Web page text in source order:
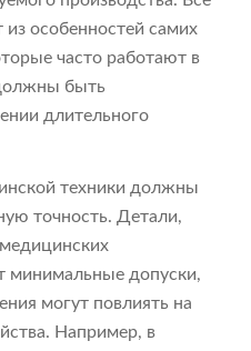
особенностей самих
часто работают в
быть
длительного
техники должны
точность. Детали,
минимальные допуски,
могут повлиять на
Например, в